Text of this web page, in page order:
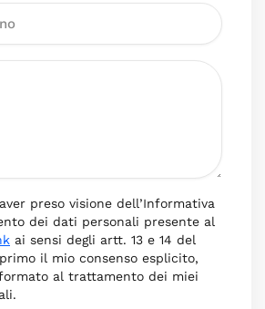
preso visione dell’Informativa
dei dati personali presente al
ai sensi degli artt. 13 e 14 del
il mio consenso esplicito,
al trattamento dei miei